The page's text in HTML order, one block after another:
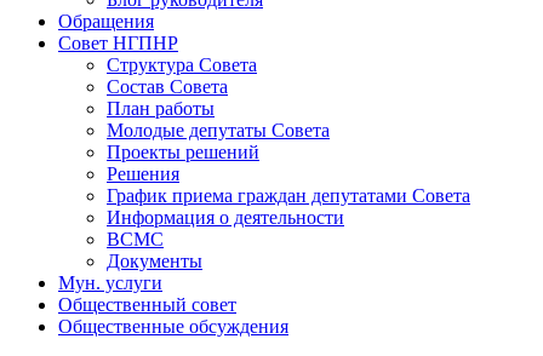
Обращения
Совет НГПНР
Структура Совета
Состав Совета
План работы
Молодые депутаты Совета
Проекты решений
Решения
График приема граждан депутатами Совета
Информация о деятельности
ВСМС
Документы
Мун. услуги
Общественный совет
Общественные обсуждения